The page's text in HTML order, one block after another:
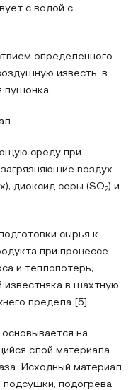
с водой с
определенного
известь, в
пушонка:
среду при
воздух
диоксид серы (SO2) и
сырья к
при процессе
и теплопотерь,
известняка в шахтную
предела [5].
основывается на
слой материала
Исходный материал
подогрева,